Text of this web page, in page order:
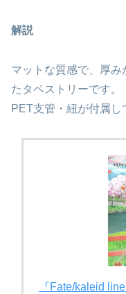
解説
マットな質感で、厚
たタペストリーです。
PET支管・紐が付属し
『Fate/kaleid